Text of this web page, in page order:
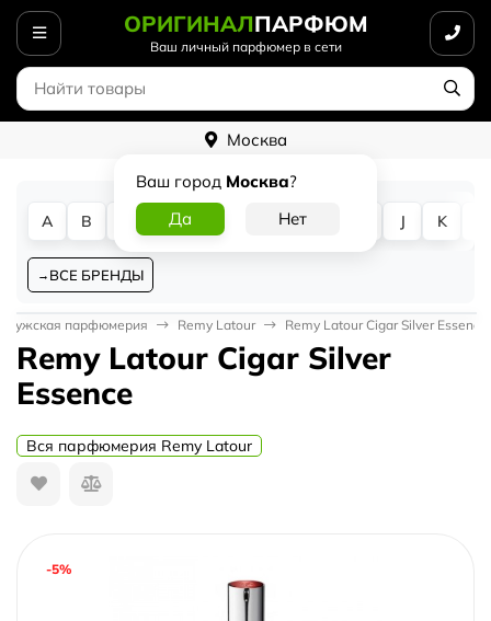
ОРИГИНАЛПАРФЮМ
Ваш личный парфюмер в сети
Москва
Ваш город Москва?
A B D G J K
ВСЕ БРЕНДЫ
Мужская парфюмерия Remy Latour Remy Latour Cigar Silver Essence
Remy Latour Cigar Silver
Essence
Вся парфюмерия Remy Latour
-5%